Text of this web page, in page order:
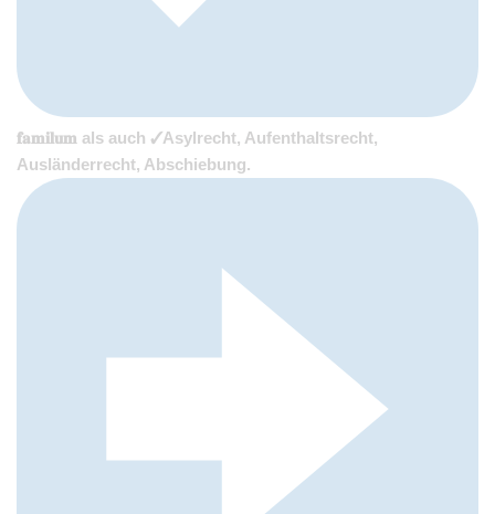
𝐟𝐚𝐦𝐢𝐥𝐮𝐦 als auch ✓Asylrecht, Aufenthaltsrecht,
Ausländerrecht, Abschiebung.